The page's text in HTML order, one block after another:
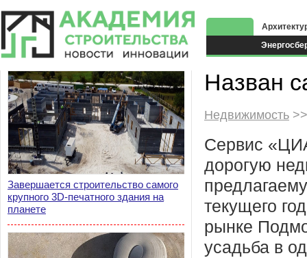
Завершается строительство самого
крупного 3D-печатного здания на
планете
Назван
Недвижимость
Сервис
дорогую
текущего
рынке
усадьба в